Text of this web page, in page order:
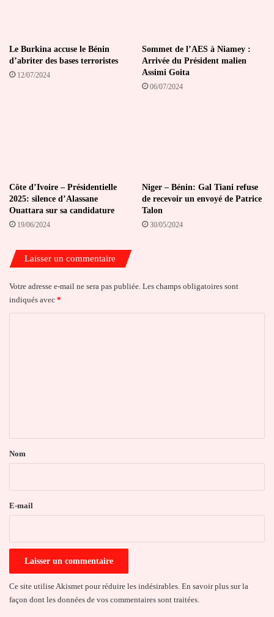
Le Burkina accuse le Bénin
d’abriter des bases terroristes
12/07/2024
Sommet de l’AES à Niamey :
Arrivée du Président malien
Assimi Goita
06/07/2024
Côte d’Ivoire – Présidentielle
2025: silence d’Alassane
Ouattara sur sa candidature
19/06/2024
Niger – Bénin: Gal Tiani refuse
de recevoir un envoyé de Patrice
Talon
30/05/2024
Laisser un commentaire
Votre adresse e-mail ne sera pas publiée. Les champs obligatoires sont
indiqués avec *
a
e
Nom
E-mail
Ce site utilise Akismet pour réduire les indésirables. En savoir plus sur la
façon dont les données de vos commentaires sont traitées